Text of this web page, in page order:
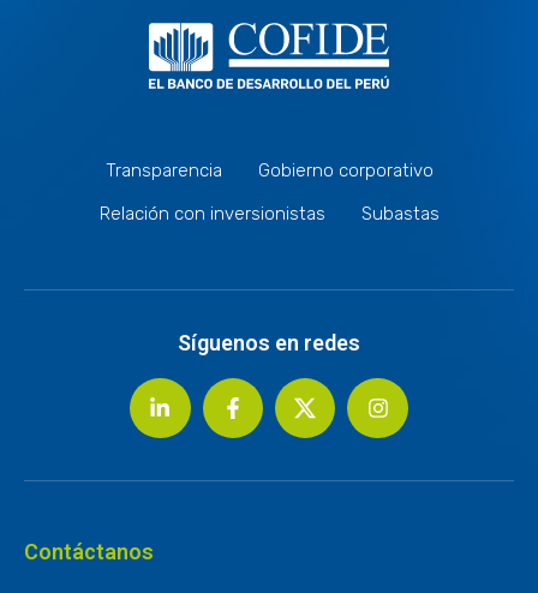
Transparencia
Gobierno corporativo
Relación con inversionistas
Subastas
Síguenos en redes
Contáctanos